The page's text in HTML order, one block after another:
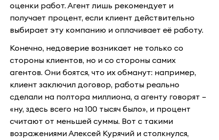
оценки работ. Агент лишь рекомендует и
получает процент, если клиент действительно
выбирает эту компанию и оплачивает её работу.
Конечно, недоверие возникает не только со
стороны клиентов, но и со стороны самих
агентов. Они боятся, что их обманут: например,
клиент заключил договор, работы реально
сделали на полтора миллиона, а агенту говорят –
«ну, здесь всего на 100 тысяч было», и процент
считают от меньшей суммы. Вот с такими
возражениями Алексей Курячий и столкнулся,